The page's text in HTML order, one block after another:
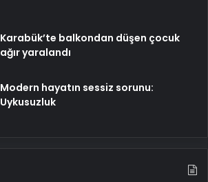
Karabük’te balkondan düşen çocuk
ağır yaralandı
Modern hayatın sessiz sorunu:
Uykusuzluk